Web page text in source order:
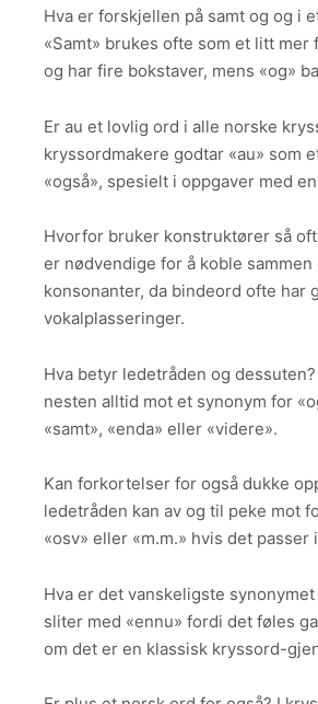
Hva er forskjellen på samt og og i
«Samt» brukes ofte som et litt mer
og har fire bokstaver, mens «og»
Er au et lovlig ord i alle norske
kryssordmakere godtar «au» som
«også», spesielt i oppgaver med
Hvorfor bruker konstruktører så
er nødvendige for å koble sammen
konsonanter, da bindeord ofte har
vokalplasseringer.
Hva betyr ledetråden og
nesten alltid mot et synonym for
«samt», «enda» eller «videre».
Kan forkortelser for også dukke
ledetråden kan av og til peke mot
«osv» eller «m.m.» hvis det passer
Hva er det vanskeligste
sliter med «ennu» fordi det føles
om det er en klassisk kryssord-